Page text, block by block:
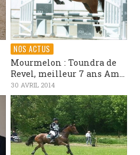
NOS ACTUS
Mourmelon : Toundra de
Revel, meilleur 7 ans Am...
30 AVRIL 2014